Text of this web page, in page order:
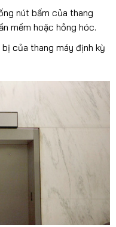
nút bấm của thang
mềm hoặc hỏng hóc.
của thang máy định kỳ